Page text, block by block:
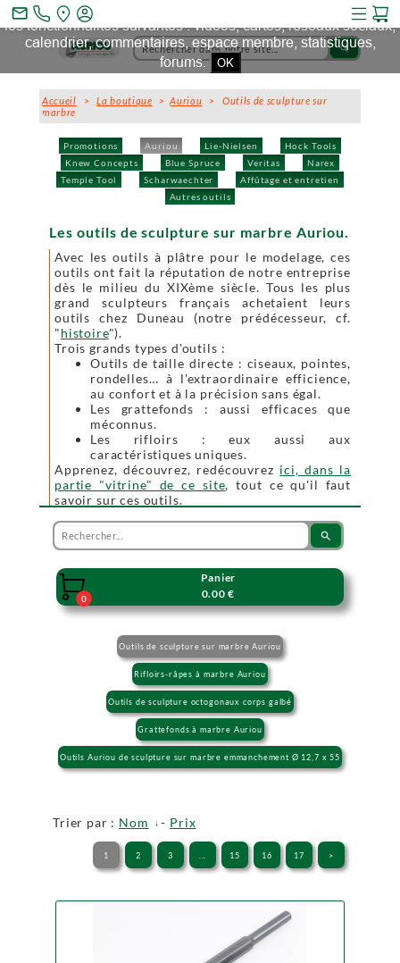
search
Promotions Auriou Lie-Nielsen
Hock Tools
Knew Concepts
Blue Spruce Veritas
Narex
Temple Tool
Scharwaechter
Affûtage et entretien
Autres outils
Accueil >La boutique >Auriou > Outils de sculpture sur
marbre
Les outils de sculpture sur marbre Auriou.
Avec les outils à plâtre pour le modelage, ces
outils ont fait la réputation de notre entreprise
dès le milieu du XIXème siècle. Tous les plus
grand sculpteurs français achetaient leurs
outils chez Duneau (notre prédécesseur, cf.
"histoire").
Trois grands types d'outils :
Outils de taille directe : ciseaux, pointes,
rondelles… à l'extraordinaire efficience,
au confort et à la précision sans égal.
Les grattefonds : aussi efficaces que
méconnus.
Les rifloirs : eux aussi aux
caractéristiques uniques.
Apprenez, découvrez, redécouvrez ici, dans la
partie "vitrine" de ce site, tout ce qu'il faut
savoir sur ces outils.
search

0
Panier
0.00 €
Outils de sculpture sur marbre Auriou
Rifloirs-râpes à marbre Auriou
Outils de sculpture octogonaux corps galbé
Grattefonds à marbre Auriou
Outils Auriou de sculpture sur marbre emmanchement Ø 12,7 x 55
Trier par : Nom - Prix
1 2 3 15 16 17 >
mail_outline
Ce site et des sites tiers qu'il utilise collectent des cookies pour
les fonctionnalités suivantes : vidéos, cartes, réseaux sociaux,
calendrier, commentaires, espace membre, statistiques,
forums. OK